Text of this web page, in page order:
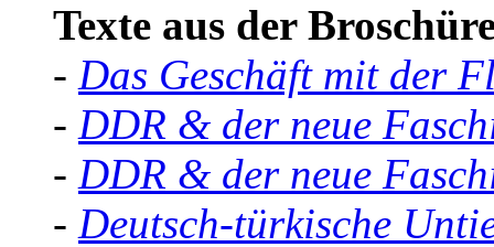
Texte aus der
- Das Geschäft mit der
- DDR & der neue
- DDR & der neue
- Deutsch-türkische